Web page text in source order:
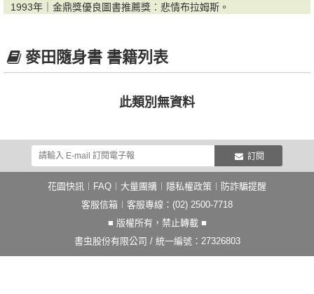
1993年｜ 金鼎獎優良圖書推薦獎︰悲情布拉姆斯。
麥田隨身書 書籍列表
此類別無資料
訂閱
花園快訊 FAQ 大量團購 隱私權政策
防詐騙提醒
客服信箱 ︱客服專線：(02) 2500-7718
■ 版權所有，禁止轉載 ■
書虫股份有限公司 / 統一編號：27326803